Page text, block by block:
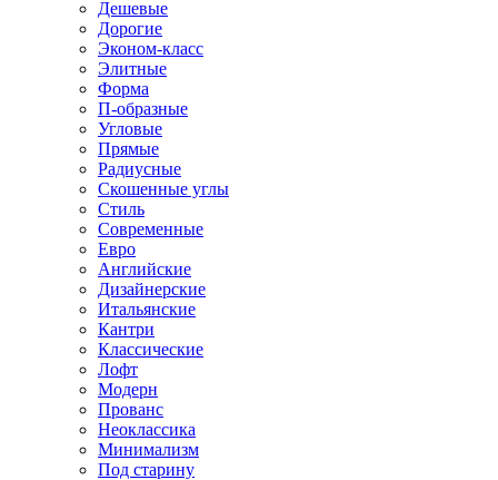
Дешевые
Дорогие
Эконом-класс
Элитные
Форма
П-образные
Угловые
Прямые
Радиусные
Скошенные углы
Стиль
Современные
Евро
Английские
Дизайнерские
Итальянские
Кантри
Классические
Лофт
Модерн
Прованс
Неоклассика
Минимализм
Под старину